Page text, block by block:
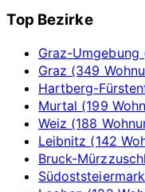
Top Bezirke
Graz-Umgebung
Graz (349
Hartberg-
Murtal (199
Weiz (188
Leibnitz (142
Bruck-